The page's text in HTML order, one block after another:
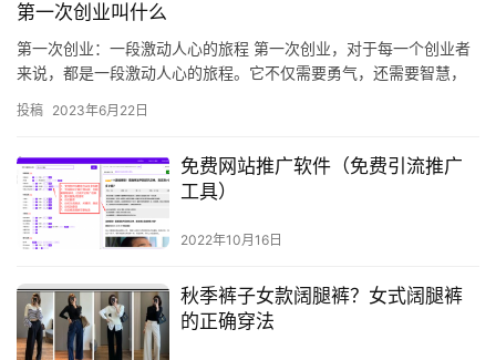
第一次创业叫什么
第一次创业：一段激动人心的旅程 第一次创业，对于每一个创业者
来说，都是一段激动人心的旅程。它不仅需要勇气，还需要智慧，
遇的…
投稿 2023年6月22日
免费网站推广软件（免费引流推广
工具）
2022年10月16日
秋季裤子女款阔腿裤？女式阔腿裤
的正确穿法